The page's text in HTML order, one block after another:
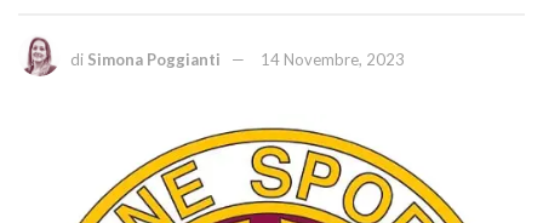
di Simona Poggianti 14 Novembre, 2023